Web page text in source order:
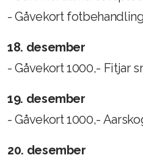
- Gåvekort
18. desember
- Gåvekort 1000,- Fitjar
19. desember
- Gåvekort 1000,-
20. desember